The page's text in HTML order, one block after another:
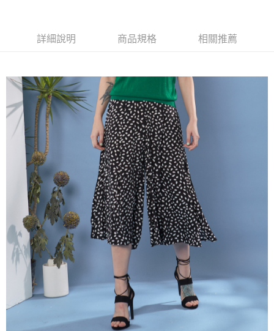
2.付款方式選擇「大哥付你分期」，訂單成立後會自動跳轉到大哥付的交易
流程，驗證手機門號後，選擇欲分期的期數、繳款截止日，確認付款後即完
4.訂單成立30分鐘內，如未前往確認交易或遇審核未通過，訂單將自動取
消。如遇「轉專審核」未通過狀況，表示未達大哥付你分期系統評分，恕無
法說明評估內容。
【繳款方式說明】
1.分期款項不併入電信帳單，「大哥付你分期」於每月結算日後寄送繳費提
醒簡訊。
2.透過簡訊連結打開帳單後，可選擇「超商條碼／台灣大直營門市／銀行轉
帳／街口支付／iPASS MONEY」等通路繳費。
【注意事項】
1.本服務係由「台灣大哥大股份有限公司」（以下簡稱本公司）所提供，讓
用戶於交易時，得透過本服務購買商品或服務，並由商店將買賣／分期付款
買賣價金債權讓與本公司後，依約使用本公司帳單繳交帳款。
2.基於同意付款使用「大哥付你分期」之契約關係目的，商店將以您的個人
資料（包含姓名、電話或地址）提供予台灣大哥大進項蒐集、處理及利用，
由本公司與您本人進行分期帳單所需資料之確認、核對及更正。
3.完整用戶服務條款，請詳閱以下連結：
https://oppay.tw/userRule
相關說明
１．簡單：不需註冊會員、不需綁卡、不需儲值。
２．便利：只要手機號碼，簡訊認證，即可結帳。
３．安心：先確認商品／服務後，再付款。
【「AFTEE先享後付」結帳流程】
１．於結帳方式選擇「AFTEE先享後付」後，將跳轉至「AFTEE先享後付」
結帳頁面，進行簡訊認證並確認金額後，即可完成結帳。
２．訂單成立數日內，您將收到繳費通知簡訊。
３．收到繳費通知簡訊後14天內，點擊此簡訊中的連結，可透過四大超商／
ATM／網路銀行／等多元方式進行付款，方視為交易完成。
※ 請注意：結帳手續完成當下不需立刻繳費，但若您需要取消訂單，請聯絡
購買商品的店家。未經商家同意取消之訂單仍視為有效，需透過AFTEE先享
後付繳納相關費用。
※ 交易是否成功請以「AFTEE先享後付 」之結帳頁面顯示為準，若有關於
是否繳費成功／繳費後需取消欲退款等相關疑問，請聯繫「AFTEE先享後付
客戶支援中心」https://netprotections.freshdesk.com/support/home
【注意事項】
１．透過由恩沛科技股份有限公司提供之「AFTEE先享後付」服務完成之交
易，需依本服務之必要範圍內提供個人資料，並將交易相關給付款項請求債
權轉讓予恩沛科技股份有限公司。
２．關於個人資料處理事宜，請瀏覽以下網址：
https://aftee.tw/terms/#terms3
運送方式
全家取貨付款
每筆NT$120，滿NT$2,000(含以上)免運費
7-11取貨付款
每筆NT$120，滿NT$2,000(含以上)免運費
每筆NT$120，滿NT$2,000(含以上)免運費
詳細說明 商品規格 相關推薦